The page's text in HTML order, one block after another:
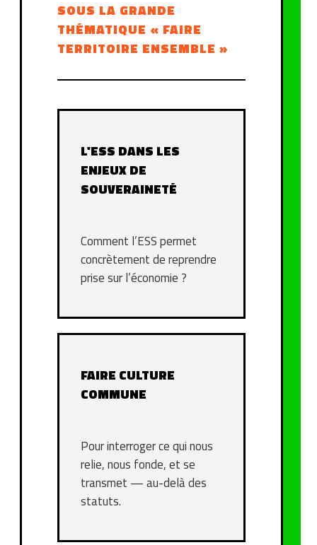
SOUS LA GRANDE
THÉMATIQUE « FAIRE
TERRITOIRE ENSEMBLE »
L'ESS DANS LES
ENJEUX DE
SOUVERAINETÉ
Comment l’ESS permet
concrètement de reprendre
prise sur l’économie ?
FAIRE CULTURE
COMMUNE
Pour interroger ce qui nous
relie, nous fonde, et se
transmet — au-delà des
statuts.